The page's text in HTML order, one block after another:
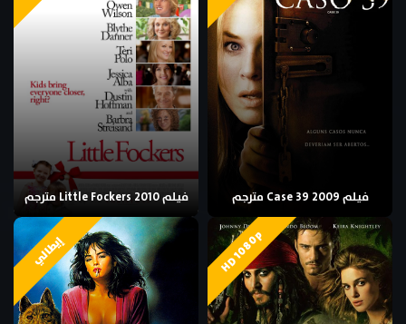
فيلم Case 39 2009 مترجم فيلم Little Fockers 2010 مترجم
HD 1080p إيطالي